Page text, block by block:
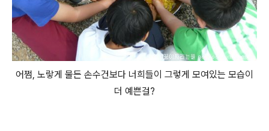
어쩜, 노랗게 물든 손수건보다 너희들이 그렇게 모여있는 모습이
더 예쁜걸?